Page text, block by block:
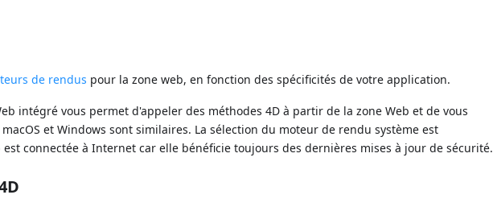
de rendus pour la zone web, en fonction des spécificités de votre application.
intégré vous permet d'appeler des méthodes 4D à partir de la zone Web et de vous
et Windows sont similaires. La sélection du moteur de rendu système est
connectée à Internet car elle bénéficie toujours des dernières mises à jour de sécurité.